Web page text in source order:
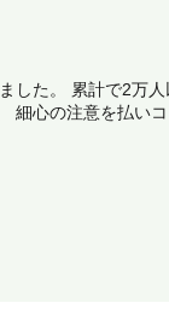
した。 累計で2万
細心の注意を払い